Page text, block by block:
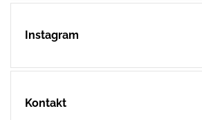
Instagram
Kontakt